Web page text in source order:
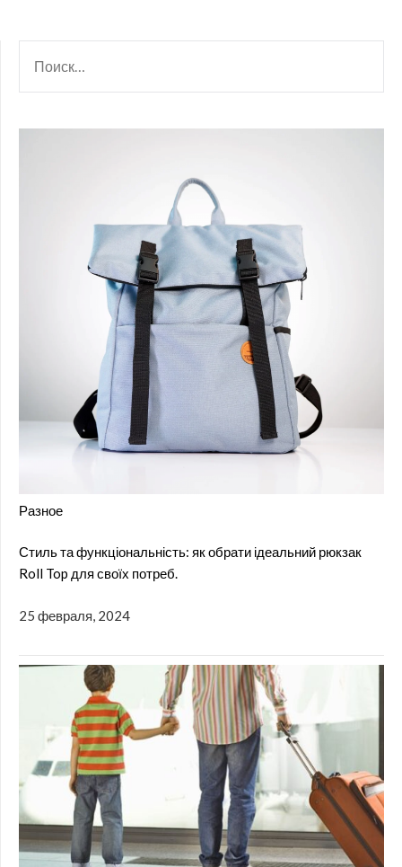
Разное
Стиль та функціональність: як обрати ідеальний рюкзак
Roll Top для своїх потреб.
25 февраля, 2024